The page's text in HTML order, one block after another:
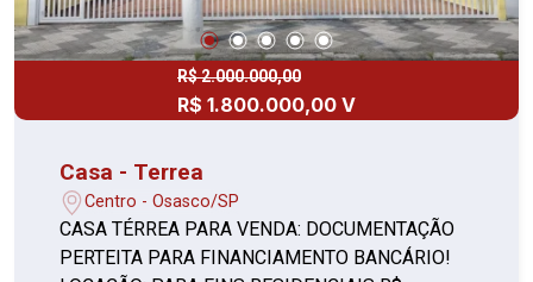
R$ 2.000.000,00
R$ 1.800.000,00 V
Casa - Terrea
Centro - Osasco/SP
CASA TÉRREA PARA VENDA: DOCUMENTAÇÃO
PERTEITA PARA FINANCIAMENTO BANCÁRIO!